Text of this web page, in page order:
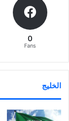
0
Fans
الخليج